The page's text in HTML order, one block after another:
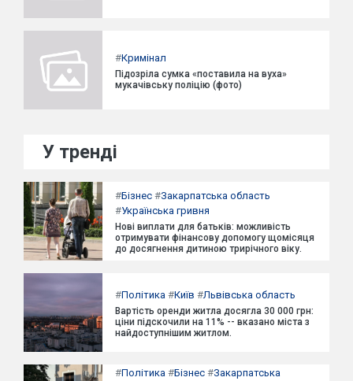
#Кримінал
Підозріла сумка «поставила на вуха»
мукачівську поліцію (фото)
У тренді
#Бізнес #Закарпатська область
#Українська гривня
Нові виплати для батьків: можливість
отримувати фінансову допомогу щомісяця
до досягнення дитиною трирічного віку.
#Політика #Київ #Львівська область
Вартість оренди житла досягла 30 000 грн:
ціни підскочили на 11% -- вказано міста з
найдоступнішим житлом.
#Політика #Бізнес #Закарпатська